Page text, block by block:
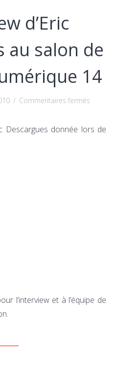
d’Eric
au salon de
14
/ Commentaires fermés
d’Eric
Descargues donnée lors de
l’interview et à l’équipe de